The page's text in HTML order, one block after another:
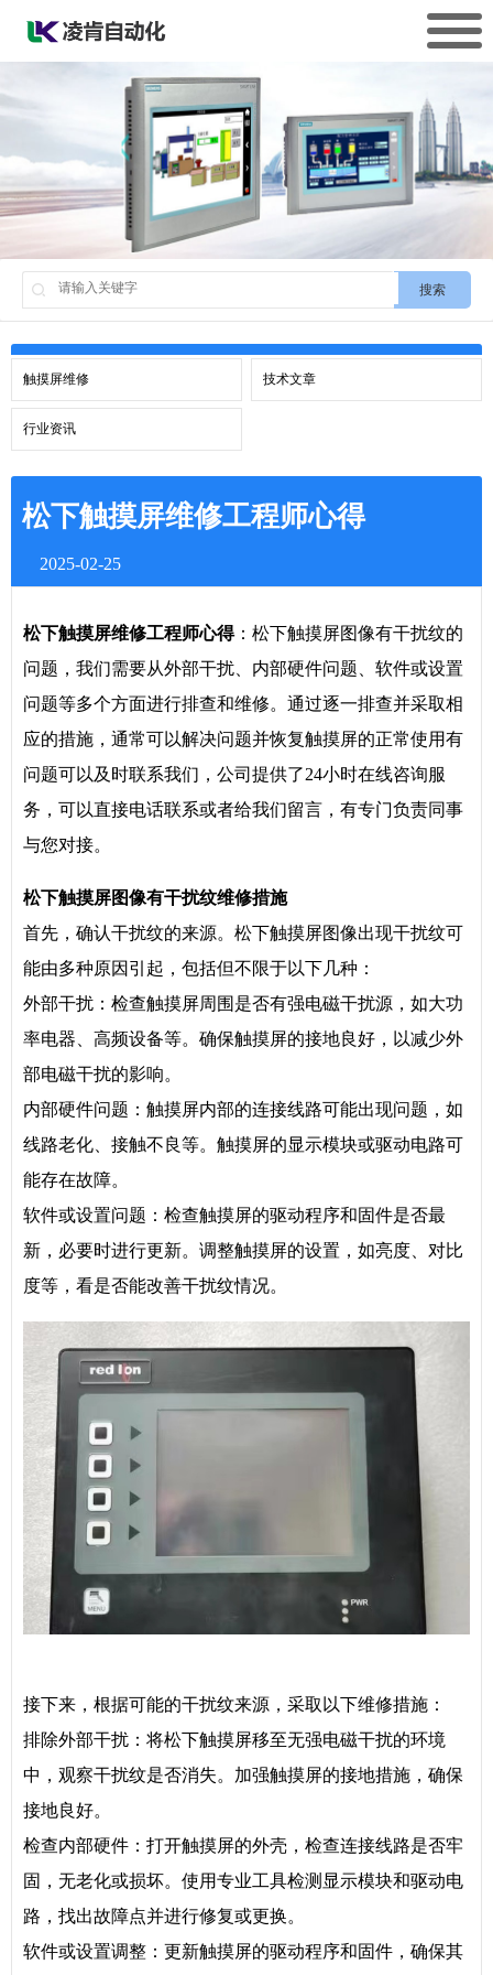
搜索
触摸屏维修 技术文章
行业资讯
松下触摸屏维修工程师心得
2025-02-25
松下触摸屏维修工程师心得：松下触摸屏图像有干扰纹的
问题，我们需要从外部干扰、内部硬件问题、软件或设置
问题等多个方面进行排查和维修。通过逐一排查并采取相
应的措施，通常可以解决问题并恢复触摸屏的正常使用有
问题可以及时联系我们，公司提供了24小时在线咨询服
务，可以直接电话联系或者给我们留言，有专门负责同事
与您对接。
松下触摸屏图像有干扰纹维修措施
首先，确认干扰纹的来源。松下触摸屏图像出现干扰纹可
能由多种原因引起，包括但不限于以下几种：
外部干扰：检查触摸屏周围是否有强电磁干扰源，如大功
率电器、高频设备等。确保触摸屏的接地良好，以减少外
部电磁干扰的影响。
内部硬件问题：触摸屏内部的连接线路可能出现问题，如
线路老化、接触不良等。触摸屏的显示模块或驱动电路可
能存在故障。
软件或设置问题：检查触摸屏的驱动程序和固件是否最
新，必要时进行更新。调整触摸屏的设置，如亮度、对比
度等，看是否能改善干扰纹情况。
接下来，根据可能的干扰纹来源，采取以下维修措施：
排除外部干扰：将松下触摸屏移至无强电磁干扰的环境
中，观察干扰纹是否消失。加强触摸屏的接地措施，确保
接地良好。
检查内部硬件：打开触摸屏的外壳，检查连接线路是否牢
固，无老化或损坏。使用专业工具检测显示模块和驱动电
路，找出故障点并进行修复或更换。
软件或设置调整：更新触摸屏的驱动程序和固件，确保其